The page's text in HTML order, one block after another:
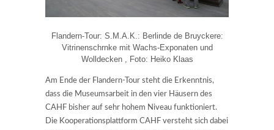
Flandern-Tour: S.M.A.K.: Berlinde de Bruyckere:
Vitrinenschrnke mit Wachs-Exponaten und
Wolldecken , Foto: Heiko Klaas
Am Ende der Flandern-Tour steht die Erkenntnis,
dass die Museumsarbeit in den vier Häusern des
CAHF bisher auf sehr hohem Niveau funktioniert.
Die Kooperationsplattform CAHF versteht sich dabei